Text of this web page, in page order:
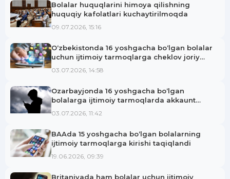
Bolalar huquqlarini himoya qilishning
huquqiy kafolatlari kuchaytirilmoqda
09.07.2026, 15:16
O‘zbekistonda 16 yoshgacha bo‘lgan bolalar
uchun ijtimoiy tarmoqlarga cheklov joriy
03.07.2026, 14:58
Ozarbayjonda 16 yoshgacha bo‘lgan
bolalarga ijtimoiy tarmoqlarda akkaunt
03.07.2026, 11:42
BAAda 15 yoshgacha bo‘lgan bolalarning
ijtimoiy tarmoqlarga kirishi taqiqlandi
19.06.2026, 09:39
Britaniyada ham bolalar uchun ijtimoiy